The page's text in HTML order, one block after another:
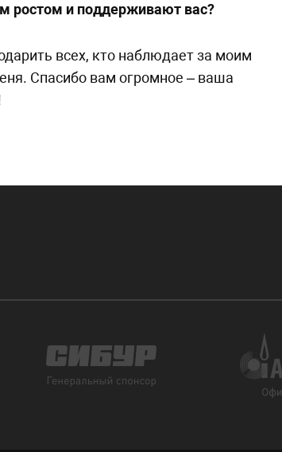
ростом и поддерживают вас?
всех, кто наблюдает за моим
Спасибо вам огромное – ваша